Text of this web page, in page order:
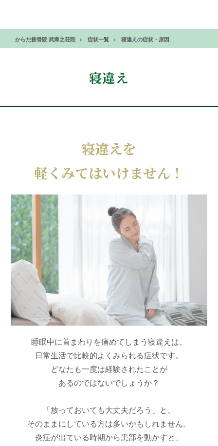
からだ接骨院 武庫之荘院 症状一覧 寝違えの症状・原因
寝違え
寝違えを
軽くみてはいけません！
睡眠中に首まわりを痛めてしまう寝違えは、
日常生活で比較的よくみられる症状です。
どなたも一度は経験されたことが
あるのではないでしょうか？
「放っておいても大丈夫だろう」と、
そのままにしている方は多いかもしれません。
炎症が出ている時期から患部を動かすと、